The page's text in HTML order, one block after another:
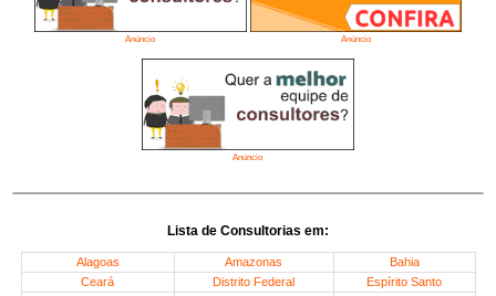
Anúncio Anúncio
Anúncio
Lista de Consultorias em:
Alagoas Amazonas
Bahia
Ceará
Distrito Federal
Espírito Santo